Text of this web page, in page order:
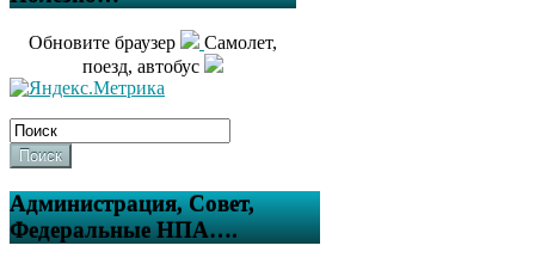
Обновите браузер
Самолет,
поезд, автобус
Поиск
Администрация, Совет,
Федеральные НПА….